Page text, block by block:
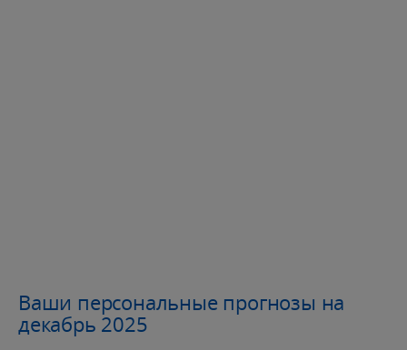
Ваши персональные прогнозы на
декабрь 2025